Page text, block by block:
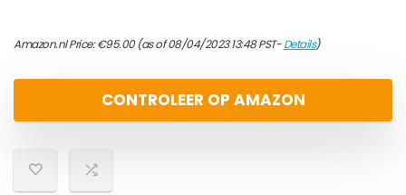
Amazon.nl Price:€95.00(as of 08/04/2023 13:48 PST-Details)
CONTROLEER OP AMAZON